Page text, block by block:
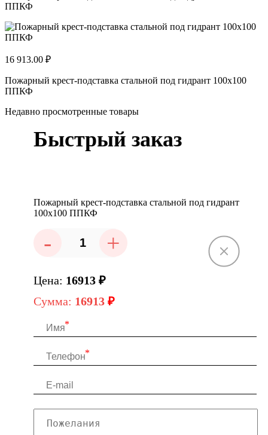
ППКФ
16 913.00 ₽
Пожарный крест-подставка стальной под гидрант 100х100
ППКФ
Недавно просмотренные товары
Быстрый заказ
Пожарный крест-подставка стальной под гидрант
100х100 ППКФ
- +
Цена: 16913 ₽
Сумма: 16913 ₽